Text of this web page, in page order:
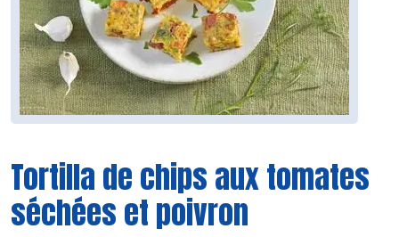
Tortilla de chips aux tomates
séchées et poivron